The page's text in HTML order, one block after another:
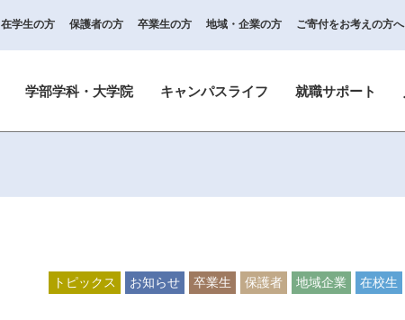
在学生の方 保護者の方 卒業生の方 地域・企業の方 ご寄付をお考えの方へ
学部学科・大学院 キャンパスライフ 就職サポート
トピックス お知らせ 卒業生 保護者 地域企業 在校生